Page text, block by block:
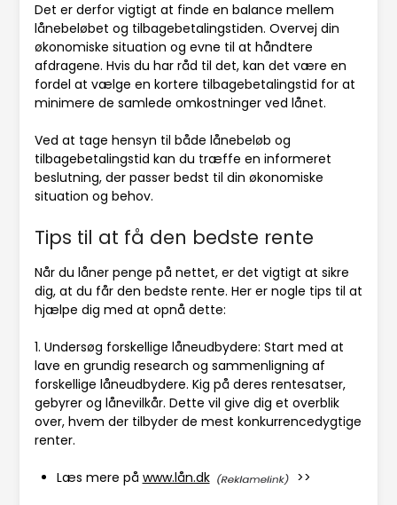
Det er derfor vigtigt at finde en balance mellem
lånebeløbet og tilbagebetalingstiden. Overvej din
økonomiske situation og evne til at håndtere
afdragene. Hvis du har råd til det, kan det være en
fordel at vælge en kortere tilbagebetalingstid for at
minimere de samlede omkostninger ved lånet.
Ved at tage hensyn til både lånebeløb og
tilbagebetalingstid kan du træffe en informeret
beslutning, der passer bedst til din økonomiske
situation og behov.
Tips til at få den bedste rente
Når du låner penge på nettet, er det vigtigt at sikre
dig, at du får den bedste rente. Her er nogle tips til at
hjælpe dig med at opnå dette:
1. Undersøg forskellige låneudbydere: Start med at
lave en grundig research og sammenligning af
forskellige låneudbydere. Kig på deres rentesatser,
gebyrer og lånevilkår. Dette vil give dig et overblik
over, hvem der tilbyder de mest konkurrencedygtige
renter.
Læs mere på www.lån.dk >>